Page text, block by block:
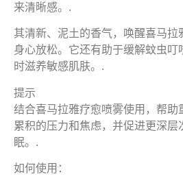
来清晰感。.
其清新、泥土的香气，唤醒喜马拉
身心放松。它还有助于缓解蚊虫叮
时滋养敏感肌肤。.
提示
结合喜马拉雅疗愈喷雾使用，帮助
累积的压力和焦虑，并促进更深层
眠。.
如何使用：